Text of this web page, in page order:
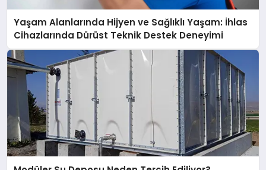
Yaşam Alanlarında Hijyen ve Sağlıklı Yaşam: İhlas
Cihazlarında Dürüst Teknik Destek Deneyimi